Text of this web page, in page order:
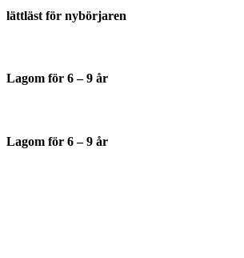
lättläst för nybörjaren
Lagom för 6 – 9 år
Lagom för 6 – 9 år